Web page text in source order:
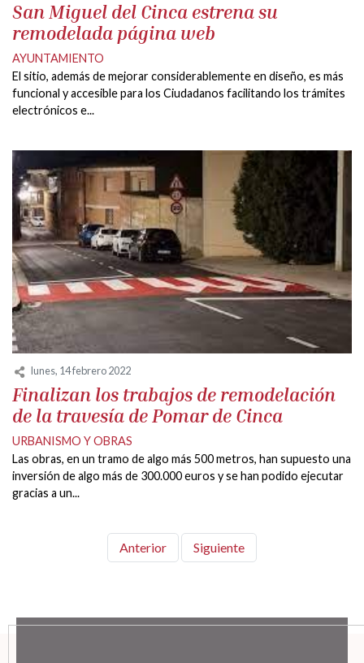
San Miguel del Cinca estrena su
remodelada página web
AYUNTAMIENTO
El sitio, además de mejorar considerablemente en diseño, es más
funcional y accesible para los Ciudadanos facilitando los trámites
electrónicos e...
lunes, 14 febrero 2022
Finalizan los trabajos de remodelación
de la travesía de Pomar de Cinca
URBANISMO Y OBRAS
Las obras, en un tramo de algo más 500 metros, han supuesto una
inversión de algo más de 300.000 euros y se han podido ejecutar
gracias a un...
Anterior Siguiente